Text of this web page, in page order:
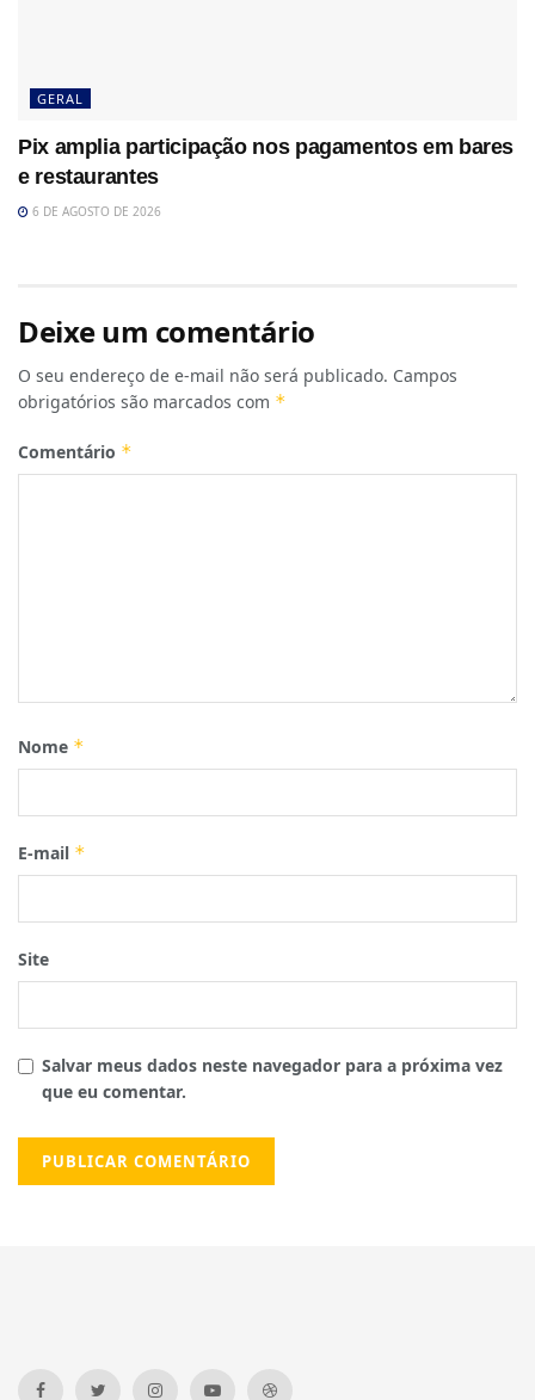
GERAL
Pix amplia participação nos pagamentos em bares
e restaurantes
6 DE AGOSTO DE 2026
Deixe um comentário
O seu endereço de e-mail não será publicado. Campos
obrigatórios são marcados com *
Comentário *
Nome *
E-mail *
Site
Salvar meus dados neste navegador para a próxima vez
que eu comentar.